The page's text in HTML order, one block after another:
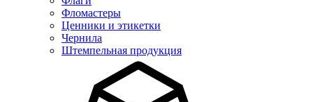
Фломастеры
Ценники и этикетки
Чернила
Штемпельная продукция